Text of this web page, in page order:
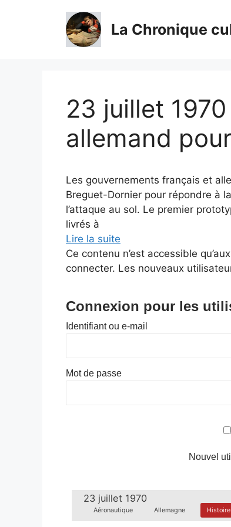
La Chronique
23 juillet
allemand
Les gouvernements français et
Breguet-Dornier pour répondre à
l’attaque au sol. Le premier
livrés à
Lire la suite
Ce contenu n’est accessible
connecter. Les nouveaux
Connexion pour les
Identifiant ou e-mail
Mot de passe
Nouvel
23 juillet 1970
Aéronautique Allemagne